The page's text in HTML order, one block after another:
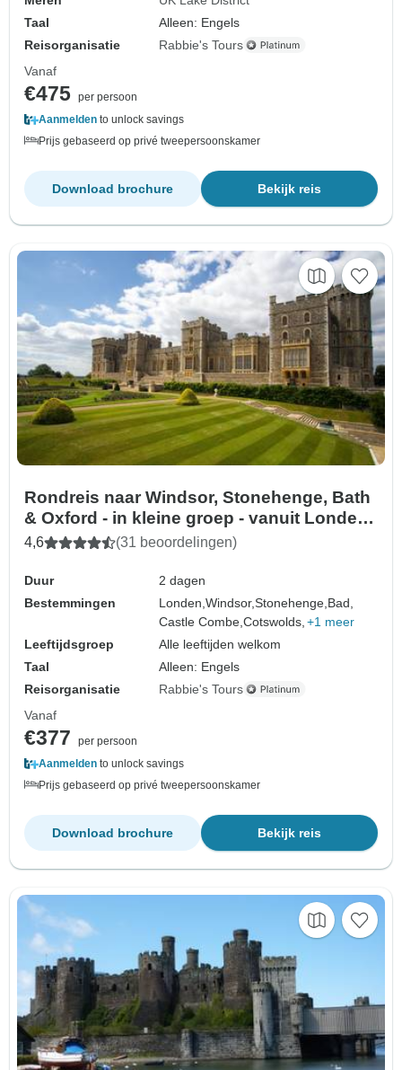
Taal
Alleen: Engels
Reisorganisatie
Rabbie's Tours
Vanaf
€475 per persoon
Aanmelden to unlock savings
Prijs gebaseerd op privé tweepersoonskamer
Bekijk reis
Download brochure
Rondreis naar Windsor, Stonehenge, Bath
& Oxford - in kleine groep - vanuit Londen -
2 dagen
4,6 (31 beoordelingen)
Duur
2 dagen
Bestemmingen
Londen,Windsor,Stonehenge, Bad,
Castle Combe,Cotswolds, +1 meer
Leeftijdsgroep
Alle leeftijden welkom
Taal
Alleen: Engels
Reisorganisatie
Rabbie's Tours
Vanaf
€377
per persoon
Aanmelden to unlock savings
Prijs gebaseerd op privé tweepersoonskamer
Bekijk reis
Download brochure